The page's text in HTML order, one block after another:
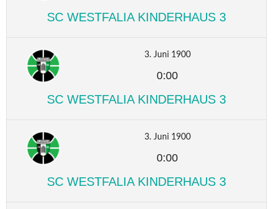
SC WESTFALIA KINDERHAUS 3
3. Juni 1900
0:00
SC WESTFALIA KINDERHAUS 3
3. Juni 1900
0:00
SC WESTFALIA KINDERHAUS 3